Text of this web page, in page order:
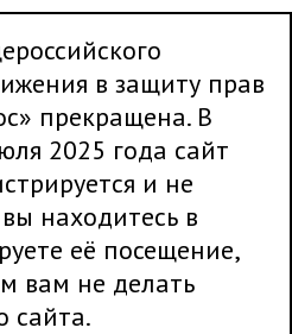
в защиту прав
прекращена. В
2025 года сайт
и не
находитесь в
её посещение,
вам не делать
сайта.